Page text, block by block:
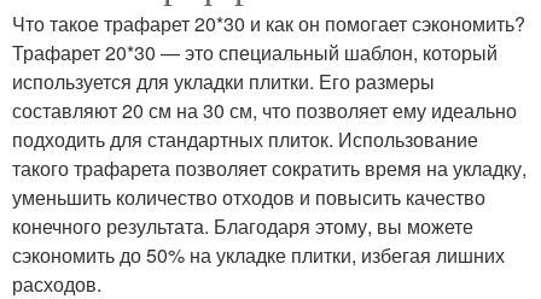
Что такое трафарет 20*30 и как он помогает сэкономить?
Трафарет 20*30 — это специальный шаблон, который
используется для укладки плитки. Его размеры
составляют 20 см на 30 см, что позволяет ему идеально
подходить для стандартных плиток. Использование
такого трафарета позволяет сократить время на укладку,
уменьшить количество отходов и повысить качество
конечного результата. Благодаря этому, вы можете
сэкономить до 50% на укладке плитки, избегая лишних
расходов.